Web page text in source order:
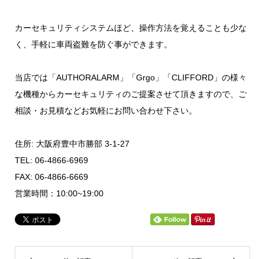
カーセキュリティシステムほど、操作方法を覚えることも少な
く、手軽に車両盗難を防ぐ事ができます。
当店では「AUTHORALARM」「Grgo」「CLIFFORD」の様々
な機種からカーセキュリティのご提案させて頂きますので、ご
相談・お見積などお気軽にお問い合わせ下さい。
住所: 大阪府豊中市勝部 3-1-27
TEL: 06-4866-6969
FAX: 06-4866-6669
営業時間：10:00~19:00